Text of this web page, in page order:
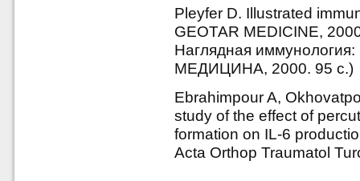
Pleyfer D. Illustrated
GEOTAR MEDICINE,
Наглядная
МЕДИЦИНА, 2000. 95 с.)
Ebrahimpour A,
study of the effect of
formation on IL-6
Acta Orthop Traumatol